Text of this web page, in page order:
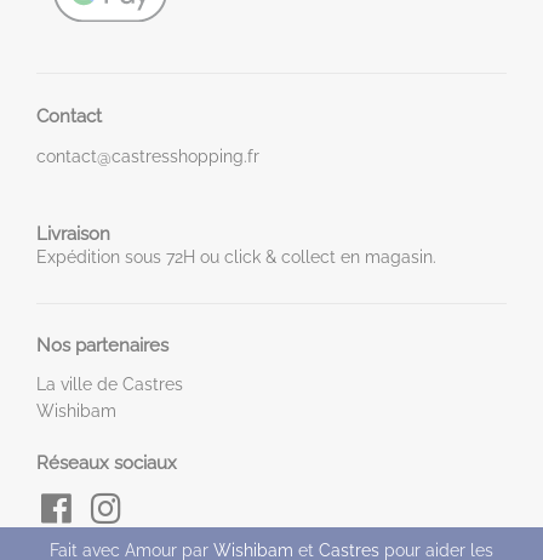
Contact
contact@castresshopping.fr
Livraison
Expédition sous 72H ou click & collect en magasin.
Nos partenaires
La ville de Castres
Wishibam
Réseaux sociaux
Fait avec Amour par Wishibam et Castres pour aider les